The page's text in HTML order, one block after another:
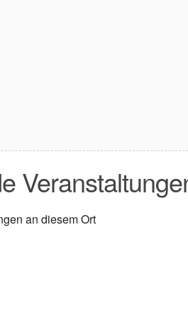
an diesem Ort